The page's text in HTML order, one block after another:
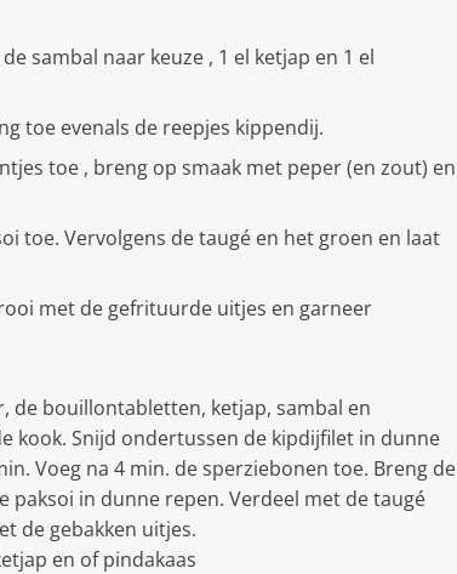
sambal naar keuze , 1 el ketjap en 1 el
toe evenals de reepjes kippendĳ.
toe , breng op smaak met peper (en zout) en
toe. Vervolgens de taugé en het groen en laat
met de gefrituurde uitjes en garneer
de bouillontabletten, ketjap, sambal en
kook. Snĳd ondertussen de kipdĳfilet in dunne
Voeg na 4 min. de sperziebonen toe. Breng de
paksoi in dunne repen. Verdeel met de taugé
de gebakken uitjes.
en of pindakaas